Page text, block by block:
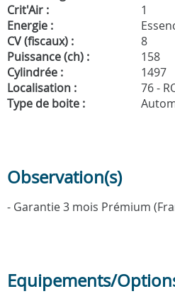
Crit'Air :
1
Energie :
CV (fiscaux) :
8
Puissance (ch) :
158
Cylindrée :
1497
Localisation :
76 -
Type de boite :
Observation(s)
- Garantie 3 mois Prémium
Equipements/